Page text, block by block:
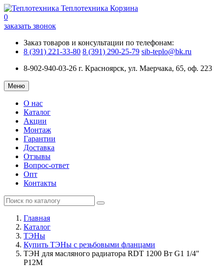
Теплотехника Корзина
0
заказать звонок
Заказ товаров и консультации по телефонам:
8 (391) 221-33-80 8 (391) 290-25-79 sib-teplo@bk.ru
8-902-940-03-26 г. Красноярск, ул. Маерчака, 65, оф. 223
Меню
О нас
Каталог
Акции
Монтаж
Гарантии
Доставка
Отзывы
Вопрос-ответ
Опт
Контакты
Главная
Каталог
ТЭНы
Купить ТЭНы с резьбовыми фланцами
ТЭН для масляного радиатора RDT 1200 Вт G1 1/4"
Р12М